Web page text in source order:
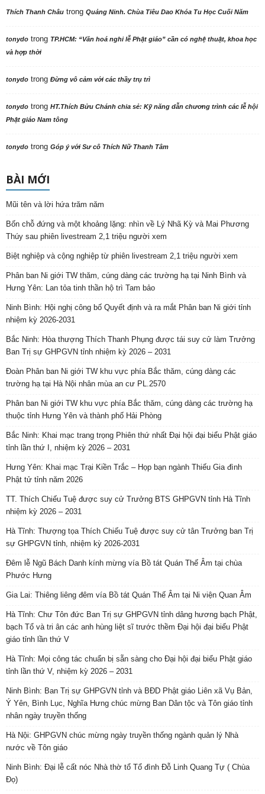
Thích Thanh Châu trong Quảng Ninh. Chùa Tiêu Dao Khóa Tu Học Cuối Năm
tonydo trong TP.HCM: “Văn hoá nghi lễ Phật giáo” cần có nghệ thuật, khoa học
và hợp thời
tonydo trong Đừng vô cảm với các thầy trụ trì
tonydo trong HT.Thích Bửu Chánh chia sẻ: Kỹ năng dẫn chương trình các lễ hội
Phật giáo Nam tông
tonydo trong Góp ý với Sư cô Thích Nữ Thanh Tâm
BÀI MỚI
Mũi tên và lời hứa trăm năm
Bốn chỗ đứng và một khoảng lặng: nhìn về Lý Nhã Kỳ và Mai Phương
Thúy sau phiên livestream 2,1 triệu người xem
Biệt nghiệp và cộng nghiệp từ phiên livestream 2,1 triệu người xem
Phân ban Ni giới TW thăm, cúng dàng các trường hạ tại Ninh Bình và
Hưng Yên: Lan tỏa tinh thần hộ trì Tam bảo
Ninh Bình: Hội nghị công bố Quyết định và ra mắt Phân ban Ni giới tỉnh
nhiệm kỳ 2026-2031
Bắc Ninh: Hòa thượng Thích Thanh Phụng được tái suy cử làm Trưởng
Ban Trị sự GHPGVN tỉnh nhiệm kỳ 2026 – 2031
Đoàn Phân ban Ni giới TW khu vực phía Bắc thăm, cúng dàng các
trường hạ tại Hà Nội nhân mùa an cư PL.2570
Phân ban Ni giới TW khu vực phía Bắc thăm, cúng dàng các trường hạ
thuộc tỉnh Hưng Yên và thành phố Hải Phòng
Bắc Ninh: Khai mạc trang trọng Phiên thứ nhất Đại hội đại biểu Phật giáo
tỉnh lần thứ I, nhiệm kỳ 2026 – 2031
Hưng Yên: Khai mạc Trại Kiền Trắc – Họp bạn ngành Thiếu Gia đình
Phật tử tỉnh năm 2026
TT. Thích Chiếu Tuệ được suy cử Trưởng BTS GHPGVN tỉnh Hà Tĩnh
nhiệm kỳ 2026 – 2031
Hà Tĩnh: Thượng tọa Thích Chiếu Tuệ được suy cử tân Trưởng ban Trị
sự GHPGVN tỉnh, nhiệm kỳ 2026-2031
Đêm lễ Ngũ Bách Danh kính mừng vía Bồ tát Quán Thế Âm tại chùa
Phước Hưng
Gia Lai: Thiêng liêng đêm vía Bồ tát Quán Thế Âm tại Ni viện Quan Âm
Hà Tĩnh: Chư Tôn đức Ban Trị sự GHPGVN tỉnh dâng hương bạch Phật,
bạch Tổ và tri ân các anh hùng liệt sĩ trước thềm Đại hội đại biểu Phật
giáo tỉnh lần thứ V
Hà Tĩnh: Mọi công tác chuẩn bị sẵn sàng cho Đại hội đại biểu Phật giáo
tỉnh lần thứ V, nhiệm kỳ 2026 – 2031
Ninh Bình: Ban Trị sự GHPGVN tỉnh và BĐD Phật giáo Liên xã Vụ Bản,
Ý Yên, Bình Lục, Nghĩa Hưng chúc mừng Ban Dân tộc và Tôn giáo tỉnh
nhân ngày truyền thống
Hà Nội: GHPGVN chúc mừng ngày truyền thống ngành quản lý Nhà
nước về Tôn giáo
Ninh Bình: Đại lễ cất nóc Nhà thờ tổ Tổ đình Đỗ Linh Quang Tự ( Chùa
Đọ)